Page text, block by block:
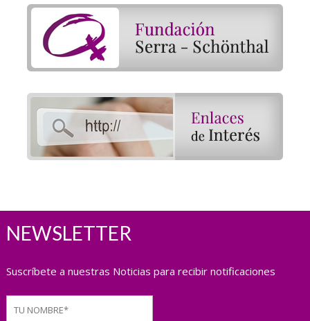
NEWSLETTER
Suscríbete a nuestras Noticias para recibir notificaciones